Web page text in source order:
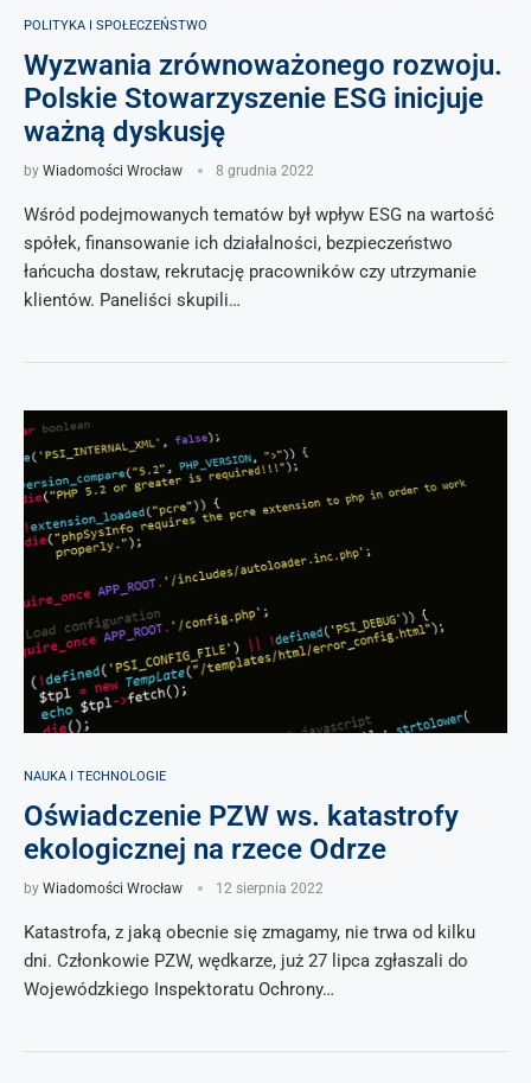
POLITYKA I SPOŁECZEŃSTWO
Wyzwania zrównoważonego rozwoju.
Polskie Stowarzyszenie ESG inicjuje
ważną dyskusję
by Wiadomości Wrocław 8 grudnia 2022
Wśród podejmowanych tematów był wpływ ESG na wartość
spółek, finansowanie ich działalności, bezpieczeństwo
łańcucha dostaw, rekrutację pracowników czy utrzymanie
klientów. Paneliści skupili…
NAUKA I TECHNOLOGIE
Oświadczenie PZW ws. katastrofy
ekologicznej na rzece Odrze
by Wiadomości Wrocław 12 sierpnia 2022
Katastrofa, z jaką obecnie się zmagamy, nie trwa od kilku
dni. Członkowie PZW, wędkarze, już 27 lipca zgłaszali do
Wojewódzkiego Inspektoratu Ochrony…